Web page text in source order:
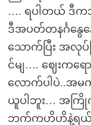
…. ရပါတယ် ဒီက
ဒီအပတ်တနင်္ဂနွေ
သောက်ပြီး အလုပ်
င်မျ…. ဈေးက
လောက်ပါပဲ..အမ
ယူပါဘူး… အကြို
ဘက်ကဟိဟိနဲ့ရယ်န